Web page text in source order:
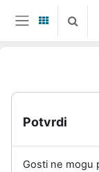
Preskoči na sadržaj
Bočni panel
Potvrdi
Gosti ne mogu